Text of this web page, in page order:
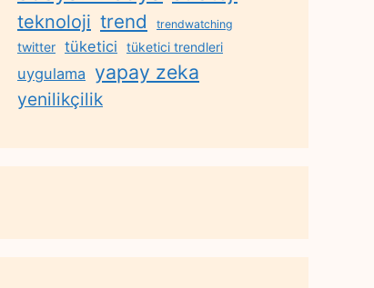
teknoloji trend trendwatching
twitter tüketici tüketici trendleri
uygulama yapay zeka
yenilikçilik